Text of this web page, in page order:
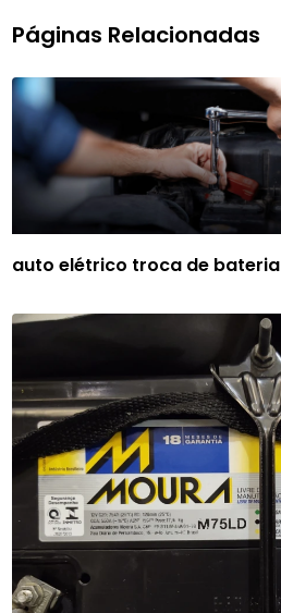
Páginas Relacionadas
auto elétrico troca de bateria